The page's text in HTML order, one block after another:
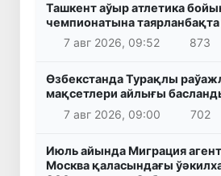
Ташкент аўыр атлетика
чемпионатына таярланбақта
7 авг 2026, 09:52
873
Өзбекстанда Турақлы
мақсетлери айлығы
7 авг 2026, 09:00
702
Июль айында Миграция
Москва қаласындағы